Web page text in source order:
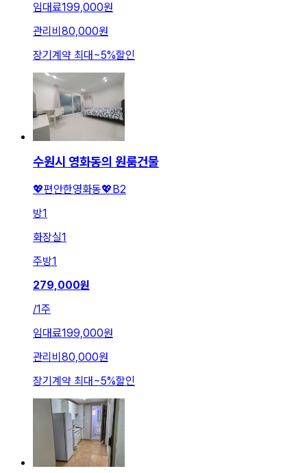
임대료199,000원
관리비 80,000원
장기계약 최대 ~5%할인
수원시 영화동의 원룸건물
💖편안한영화동💖B2
방1
화장실1
주방1
279,000원
/1주
임대료199,000원
관리비 80,000원
장기계약 최대~5%할인